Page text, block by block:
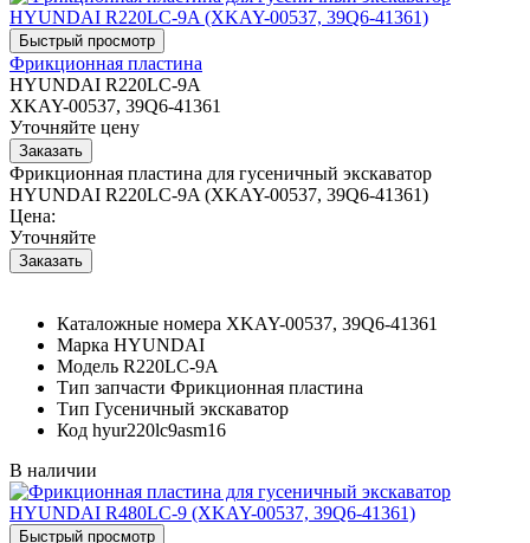
Фрикционная пластина
HYUNDAI R220LC-9A
XKAY-00537, 39Q6-41361
Уточняйте цену
Фрикционная пластина для гусеничный экскаватор
HYUNDAI R220LC-9A (XKAY-00537, 39Q6-41361)
Цена:
Уточняйте
Каталожные номера XKAY-00537, 39Q6-41361
Марка HYUNDAI
Модель R220LC-9A
Тип запчасти Фрикционная пластина
Тип Гусеничный экскаватор
Код hyur220lc9asm16
В наличии